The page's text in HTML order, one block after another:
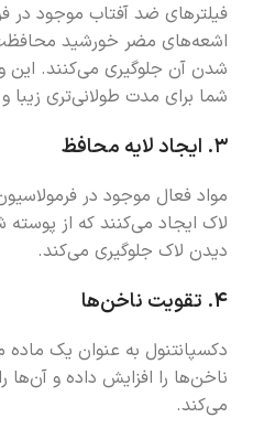
فیلترهای ضد آفتاب موجود در
اشعه‌های مضر خورشید
شدن آن جلوگیری می‌کنند.
شما برای مدت طولانی‌تری زیبا و
۳. ایجاد لایه محافظ
مواد فعال موجود در
لاک ایجاد می‌کنند که از
دیدن لاک جلوگیری می‌کند.
۴. تقویت ناخن‌ها
دکسپانتنول به عنوان یک
ناخن‌ها را افزایش داده و آن‌ها
می‌کند.